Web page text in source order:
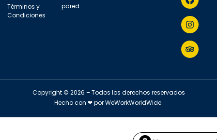
Términos y
Condiciones
pared
Copyright © 2026 – Todos los derechos reservados
Hecho con ❤ porWeWorkWorldWide.